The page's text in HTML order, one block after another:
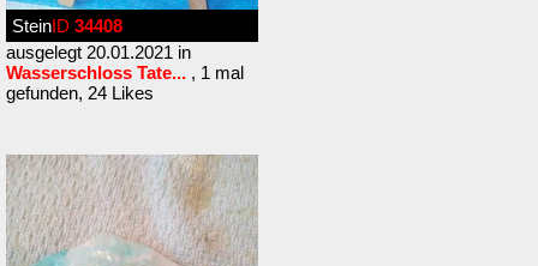
SteinID 34408
ausgelegt 20.01.2021 in
Wasserschloss Tate... , 1 mal
gefunden, 24 Likes